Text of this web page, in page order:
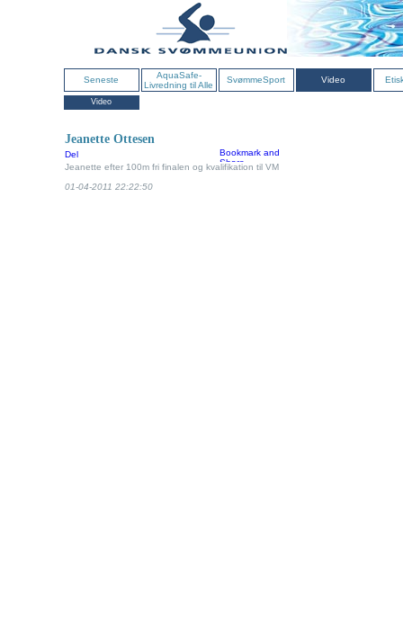
Seneste
AquaSafe-
Livredning til Alle
SvømmeSport Video
Video
Jeanette Ottesen
Del
Jeanette efter 100m fri finalen og kvalifikation til VM
01-04-2011 22:22:50